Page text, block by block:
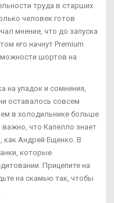
труда в старших
человек готов
мнение, что до запуска
его начнут Premium
шортов на
на упадок и сомнения,
оставалось совсем
в холодильнике больше
важно, что Капелло знает
как Андрей Ещенко. В
которые
Прицепите на
на скамью так, чтобы